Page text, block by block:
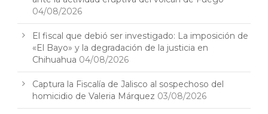
04/08/2026
El fiscal que debió ser investigado: La imposición de
«El Bayo» y la degradación de la justicia en
Chihuahua 04/08/2026
Captura la Fiscalía de Jalisco al sospechoso del
homicidio de Valeria Márquez 03/08/2026